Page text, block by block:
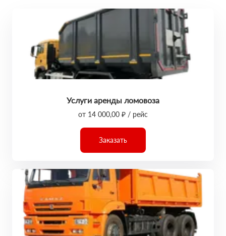
Услуги аренды ломовоза
от 14 000,00 ₽ / рейс
Заказать